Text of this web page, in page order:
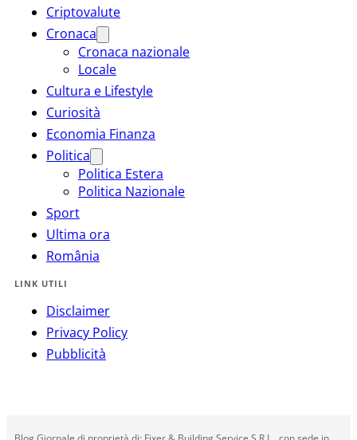
Criptovalute
Cronaca
Cronaca nazionale
Locale
Cultura e Lifestyle
Curiosità
Economia Finanza
Politica
Politica Estera
Politica Nazionale
Sport
Ultima ora
România
LINK UTILI
Disclaimer
Privacy Policy
Pubblicità